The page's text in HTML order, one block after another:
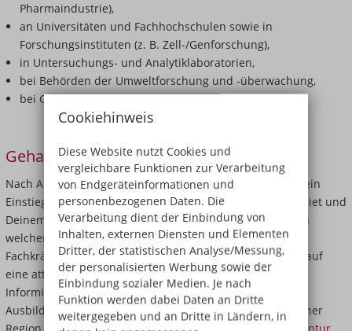
Cookiehinweis
Diese Website nutzt Cookies und
vergleichbare Funktionen zur Verarbeitung
von Endgeräteinformationen und
personenbezogenen Daten. Die
Verarbeitung dient der Einbindung von
Inhalten, externen Diensten und Elementen
Dritter, der statistischen Analyse/Messung,
der personalisierten Werbung sowie der
Einbindung sozialer Medien. Je nach
Funktion werden dabei Daten an Dritte
weitergegeben und an Dritte in Ländern, in
Pharmaindustrie),
an Universitäten und Fachhochschulen sowie in
Forschungsinstituten (z. B. Zell-/Genforschung),
in Untersuchungs- und Analytiklaboratorien,
bei Behörden der Umweltforschung und -überwachung,
bei Gesundheits- und Veterinärämtern.
Gehalt und Arbeitszeiten von BTAs
Nach Abschluss Deiner Ausbildung in Hannover hängt Dein
Einstiegsgehalt unter anderem von Deinem Aufgabengebiet und
Deinem Arbeitsplatz ab. Außerdem spielt es eine Rolle, in
welchem Bundesland Du arbeitest. Aufgrund des
Fachkräftemangels hast Du jedoch sehr gute Aussichten auf
eine attraktive Bezahlung.
Informiere Dich am besten auf Jobportalen oder
Ausbildungsseiten darüber, wie hoch die Gehälter in Deiner